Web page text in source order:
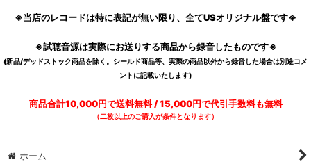
※当店のレコードは特に表記が無い限り、全てUSオリジナル盤です※
※試聴音源は実際にお送りする商品から録音したものです※
(新品/デッドストック商品を除く。シールド商品等、実際の商品以外から録音した場合は別途コメ
ントに記載いたします)
商品合計10,000円で送料無料 / 15,000円で代引手数料も無料
（二枚以上のご購入が条件となります）
ホーム